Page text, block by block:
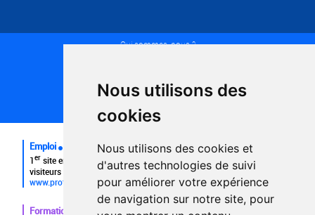
Nous utilisons des
cookies
Nous utilisons des cookies et
d'autres technologies de suivi
pour améliorer votre expérience
de navigation sur notre site, pour
Qui sommes-nous ?
Plan du site
FAQ recruteurs
FAQ
Emploi
1er site emploi du secteur culturel 784.000 visites et 230.000
visiteurs uniques par mois.
www.profilculture.com
Formation